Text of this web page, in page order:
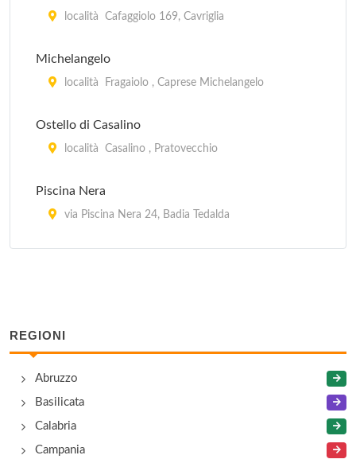
località Cafaggiolo 169, Cavriglia
Michelangelo
località Fragaiolo , Caprese Michelangelo
Ostello di Casalino
località Casalino , Pratovecchio
Piscina Nera
via Piscina Nera 24, Badia Tedalda
REGIONI
Abruzzo
Basilicata
Calabria
Campania